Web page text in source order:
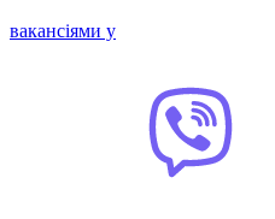
вакансіями у